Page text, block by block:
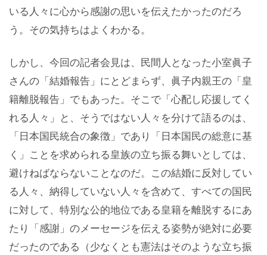
いる人々に心から感謝の思いを伝えたかったのだろ
う。その気持ちはよくわかる。
しかし、今回の記者会見は、民間人となった小室眞子
さんの「結婚報告」にとどまらず、眞子内親王の「皇
籍離脱報告」でもあった。そこで「心配し応援してく
れる人々」と、そうではない人々を分けて語るのは、
「日本国民統合の象徴」であり「日本国民の総意に基
く」ことを求められる皇族の立ち振る舞いとしては、
避けねばならないことなのだ。この結婚に反対してい
る人々、納得していない人々を含めて、すべての国民
に対して、特別な公的地位である皇籍を離脱するにあ
たり「感謝」のメーセージを伝える姿勢が絶対に必要
だったのである（少なくとも憲法はそのような立ち振